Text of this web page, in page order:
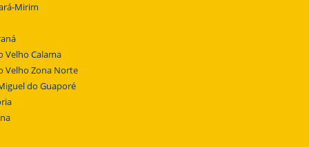
Mirim
Velho Calama
Velho Zona Norte
do Guaporé